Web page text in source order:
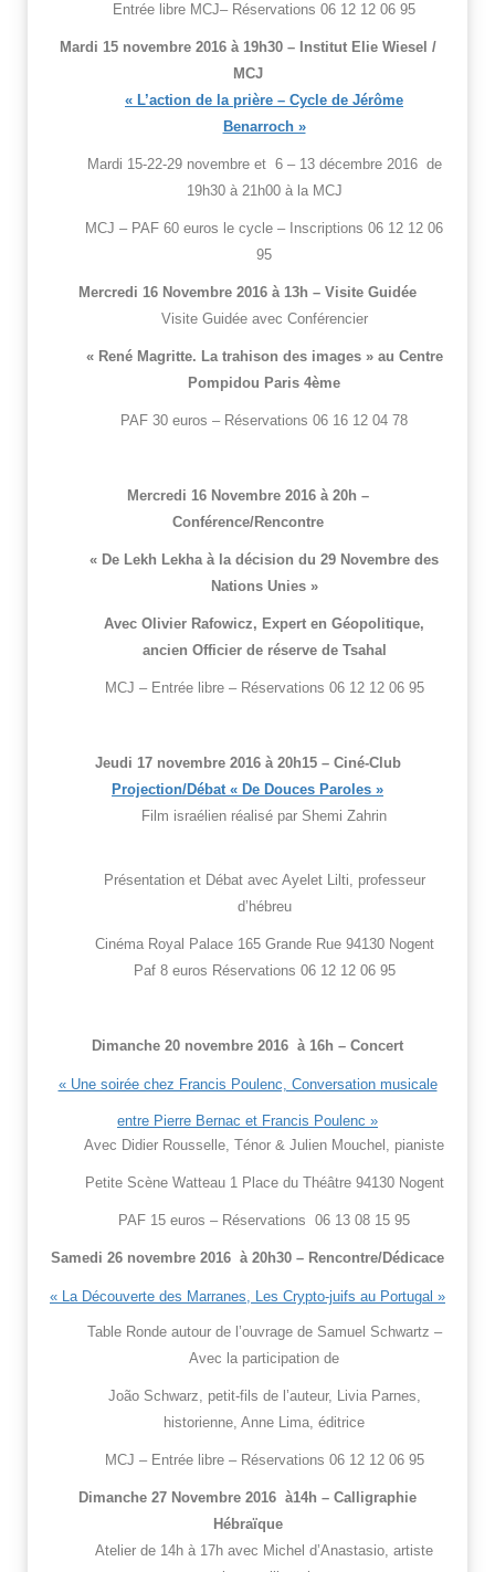
Entrée libre MCJ– Réservations 06 12 12 06 95
Mardi 15 novembre 2016 à 19h30 – Institut Elie Wiesel /
MCJ
« L’action de la prière – Cycle de Jérôme
Benarroch »
Mardi 15-22-29 novembre et 6 – 13 décembre 2016 de
19h30 à 21h00 à la MCJ
MCJ – PAF 60 euros le cycle – Inscriptions 06 12 12 06
95
Mercredi 16 Novembre 2016 à 13h – Visite Guidée
Visite Guidée avec Conférencier
« René Magritte. La trahison des images » au Centre
Pompidou Paris 4ème
PAF 30 euros – Réservations 06 16 12 04 78
Mercredi 16 Novembre 2016 à 20h –
Conférence/Rencontre
« De Lekh Lekha à la décision du 29 Novembre des
Nations Unies »
Avec Olivier Rafowicz, Expert en Géopolitique,
ancien Officier de réserve de Tsahal
MCJ – Entrée libre – Réservations 06 12 12 06 95
Jeudi 17 novembre 2016 à 20h15 – Ciné-Club
Projection/Débat « De Douces Paroles »
Film israélien réalisé par Shemi Zahrin
Présentation et Débat avec Ayelet Lilti, professeur
d’hébreu
Cinéma Royal Palace 165 Grande Rue 94130 Nogent
Paf 8 euros Réservations 06 12 12 06 95
Dimanche 20 novembre 2016 à 16h – Concert
« Une soirée chez Francis Poulenc, Conversation musicale
entre Pierre Bernac et Francis Poulenc »
Avec Didier Rousselle, Ténor & Julien Mouchel, pianiste
Petite Scène Watteau 1 Place du Théâtre 94130 Nogent
PAF 15 euros – Réservations 06 13 08 15 95
Samedi 26 novembre 2016 à 20h30 – Rencontre/Dédicace
« La Découverte des Marranes, Les Crypto-juifs au Portugal »
Table Ronde autour de l’ouvrage de Samuel Schwartz –
Avec la participation de
João Schwarz, petit-fils de l’auteur, Livia Parnes,
historienne, Anne Lima, éditrice
MCJ – Entrée libre – Réservations 06 12 12 06 95
Dimanche 27 Novembre 2016 à14h – Calligraphie
Hébraïque
Atelier de 14h à 17h avec Michel d’Anastasio, artiste